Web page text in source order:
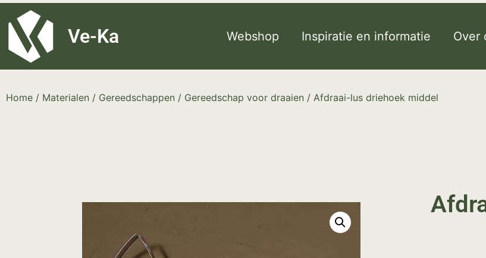
G-8P7N3X5BJ9
Ve-Ka Webshop Inspiratie en informatie Over
Home / Materialen / Gereedschappen / Gereedschap voor draaien / Afdraai-lus driehoek middel